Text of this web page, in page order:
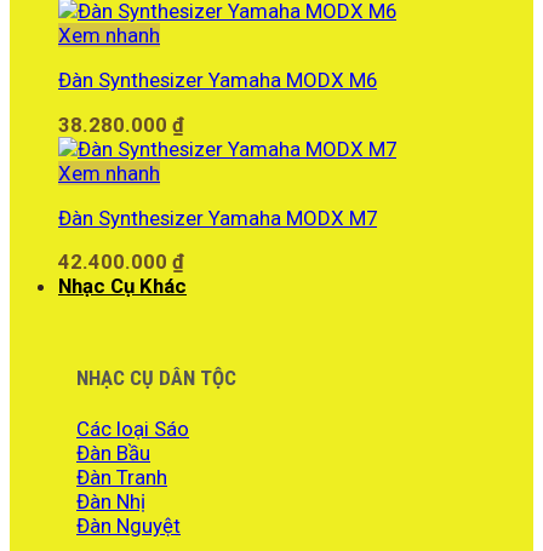
Xem nhanh
Đàn Synthesizer Yamaha MODX M6
38.280.000 ₫
Xem nhanh
Đàn Synthesizer Yamaha MODX M7
42.400.000 ₫
Nhạc Cụ Khác
NHẠC CỤ DÂN TỘC
Các loại Sáo
Đàn Bầu
Đàn Tranh
Đàn Nhị
Đàn Nguyệt